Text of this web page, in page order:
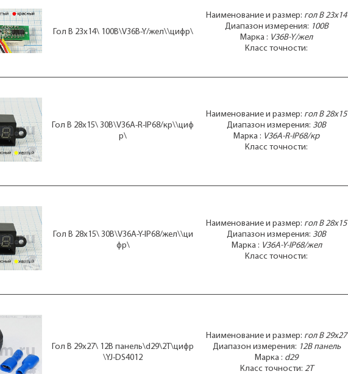
Гол В 23x14\ 100В\V36B-Y/жел\\цифр\
Наименование и размер: гол В 23x14
Диапазон измерения: 100В
Марка : V36B-Y/жел
Класс точности:
Гол В 28x15\ 30В\V36A-R-IP68/кр\\циф
р\
Наименование и размер: гол В 28x15
Диапазон измерения: 30В
Марка : V36A-R-IP68/кр
Класс точности:
Гол В 28x15\ 30В\V36A-Y-IP68/жел\\ци
фр\
Наименование и размер: гол В 28x15
Диапазон измерения: 30В
Марка : V36A-Y-IP68/жел
Класс точности:
Гол В 29x27\ 12В панель\d29\2T\цифр
\YJ-DS4012
Наименование и размер: гол В 29x27
Диапазон измерения: 12В панель
Марка : d29
Класс точности: 2T